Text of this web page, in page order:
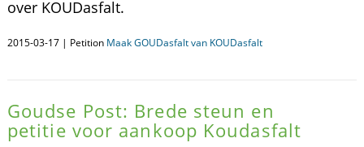
over KOUDasfalt.
2015-03-17 | Petition Maak GOUDasfalt van KOUDasfalt
Goudse Post: Brede steun en
petitie voor aankoop Koudasfalt